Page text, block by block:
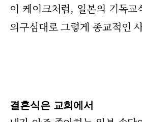
이 케이크처럼, 일본의 기독
의구심대로 그렇게 종교적인
결혼식은 교회에서